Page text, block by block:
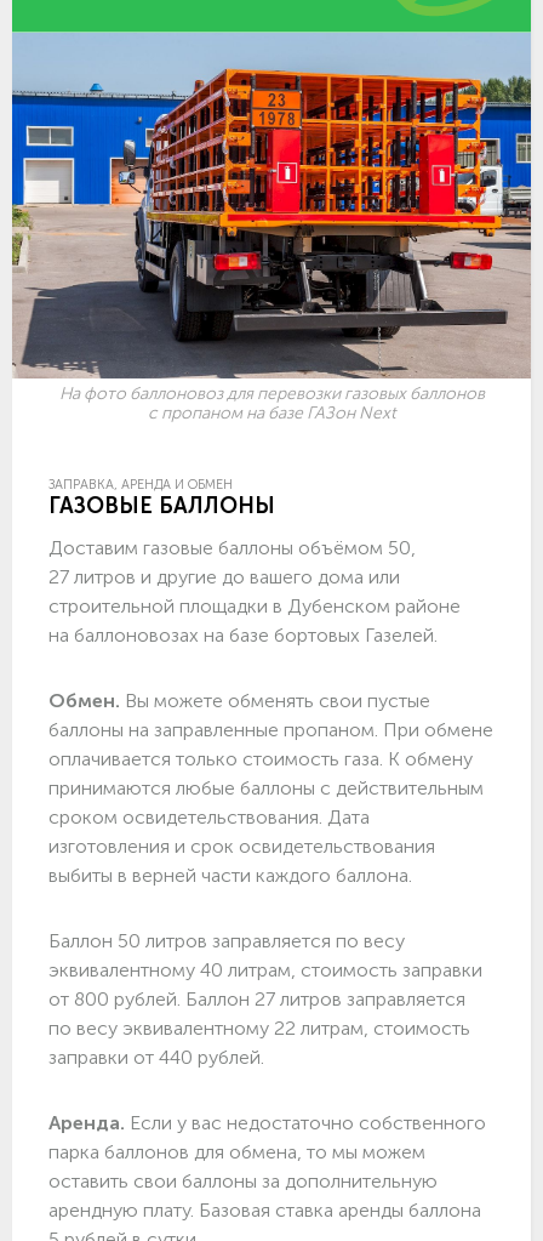
На фото баллоновоз для перевозки газовых баллонов
с пропаном на базе ГАЗон Next
ЗАПРАВКА, АРЕНДА И ОБМЕН
ГАЗОВЫЕ БАЛЛОНЫ
Доставим газовые баллоны объёмом 50,
27 литров и другие до вашего дома или
строительной площадки в Дубенском районе
на баллоновозах на базе бортовых Газелей.
Обмен. Вы можете обменять свои пустые
баллоны на заправленные пропаном. При обмене
оплачивается только стоимость газа. К обмену
принимаются любые баллоны с действительным
сроком освидетельствования. Дата
изготовления и срок освидетельствования
выбиты в верней части каждого баллона.
Баллон 50 литров заправляется по весу
эквивалентному 40 литрам, стоимость заправки
от 800 рублей. Баллон 27 литров заправляется
по весу эквивалентному 22 литрам, стоимость
заправки от 440 рублей.
Аренда. Если у вас недостаточно собственного
парка баллонов для обмена, то мы можем
оставить свои баллоны за дополнительную
арендную плату. Базовая ставка аренды баллона